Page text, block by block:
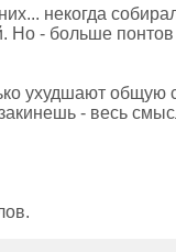
некогда
Но - больше
ухудшают общую
- весь